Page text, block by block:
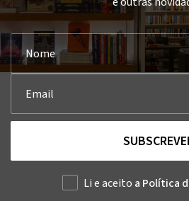
Li e aceito a Política